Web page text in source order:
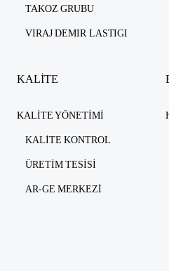
TAKOZ GRUBU
VIRAJ DEMIR LASTIGI
KALİTE
KALITE YÖNETIMI
KALITE KONTROL
ÜRETIM TESISI
AR-GE MERKEZI